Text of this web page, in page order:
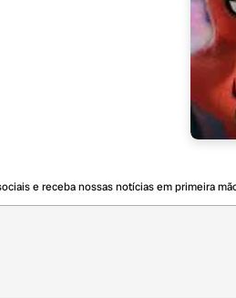
e receba nossas notícias em primeira